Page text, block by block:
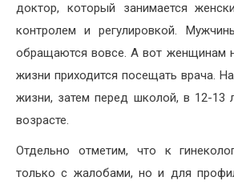
доктор, который занимается
контролем и регулировкой.
обращаются вовсе. А вот женщинам
жизни приходится посещать врача.
жизни, затем перед школой, в 12-13
возрасте.
Отдельно отметим, что к
только с жалобами, но и для